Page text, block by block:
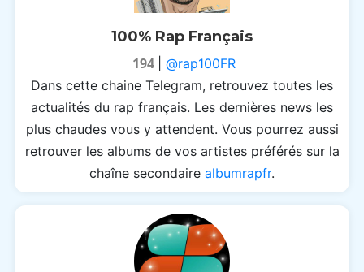
100% Rap Français
194
@rap100FR
Dans cette chaine Telegram, retrouvez toutes les
actualités du rap français. Les dernières news les
plus chaudes vous y attendent. Vous pourrez aussi
retrouver les albums de vos artistes préférés sur la
chaîne secondaire albumrapfr.